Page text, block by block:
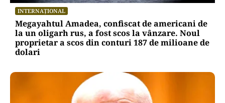
INTERNAȚIONAL
Megayahtul Amadea, confiscat de americani de
la un oligarh rus, a fost scos la vânzare. Noul
proprietar a scos din conturi 187 de milioane de
dolari